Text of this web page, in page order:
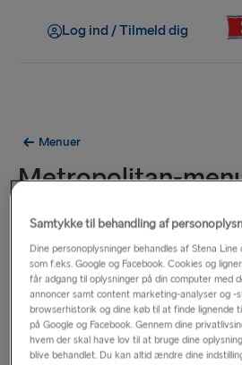
Log ind / Tilmeld dig
Menuer
Metropolitan-
på færgerne Stena
og Stena
Samtykke til behandling af
Dine personoplysninger behandles af Stena
som f.eks. Google og Facebook. Cookies og
får adgang til oplysninger på din computer med
annoncer samt content marketing-analyser og -
browserhistorik og dine køb til at finde lignende
på Google og Facebook. Gennem dine
hvem der skal have lov til at bruge dine
blive behandlet. Du kan altid ændre dine